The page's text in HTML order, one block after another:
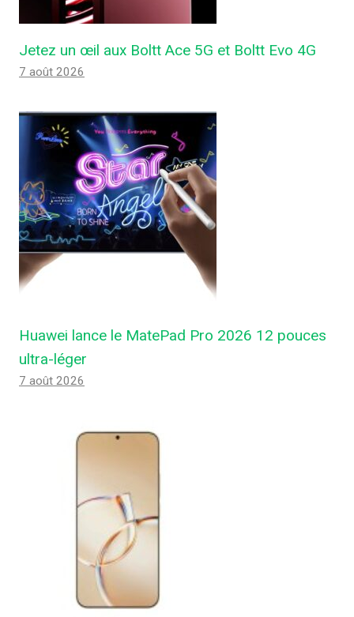
Jetez un œil aux Boltt Ace 5G et Boltt Evo 4G
7 août 2026
Huawei lance le MatePad Pro 2026 12 pouces
ultra-léger
7 août 2026